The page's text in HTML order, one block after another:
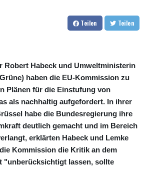
Teilen Teilen
Robert Habeck und Umweltministerin
haben die EU-Kommission zu
Plänen für die Einstufung von
als nachhaltig aufgefordert. In ihrer
habe die Bundesregierung ihre
deutlich gemacht und im Bereich
erklärten Habeck und Lemke
Kommission die Kritik an dem
"unberücksichtigt lassen, sollte